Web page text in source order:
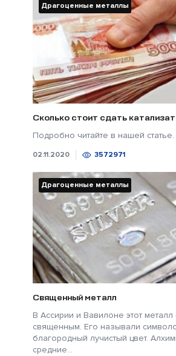
Драгоценные металлы
Сколько стоит сдать
Подробно читайте в нашей статье.
02.11.2020 3572971
Драгоценные металлы
Священный металл
В Ассирии и Вавилоне этот металл
священным. Его называли
благородный лучистый цвет.
средние...